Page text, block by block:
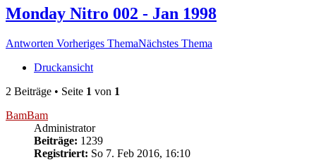
Monday Nitro 002 - Jan 1998
Antworten Vorheriges ThemaNächstes Thema
Druckansicht
2 Beiträge • Seite 1 von 1
BamBam
Administrator
Beiträge: 1239
Registriert: So 7. Feb 2016, 16:10